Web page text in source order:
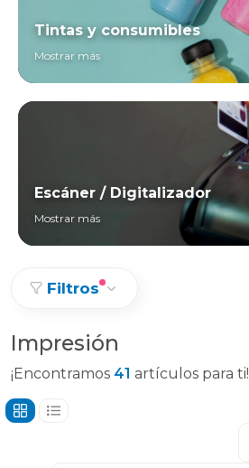
Tintas y consumibles
Mostrar más
Escáner / Digitalizador
Mostrar más
Filtros
Impresión
¡Encontramos 41 artículos para ti!